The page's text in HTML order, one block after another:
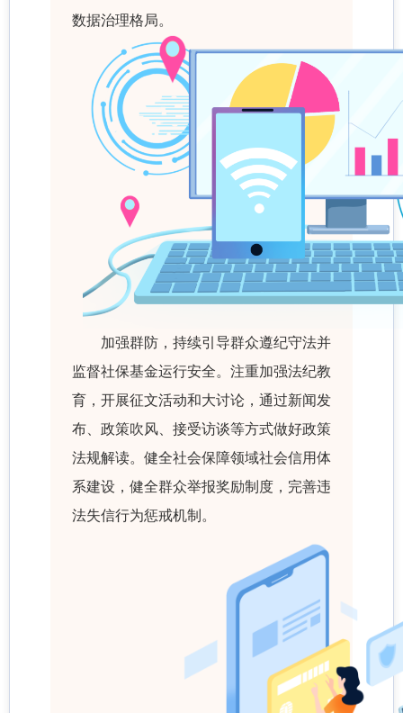
数据治理格局。
加强群防，持续引导群众遵纪守法并
监督社保基金运行安全。注重加强法纪教
育，开展征文活动和大讨论，通过新闻发
布、政策吹风、接受访谈等方式做好政策
法规解读。健全社会保障领域社会信用体
系建设，健全群众举报奖励制度，完善违
法失信行为惩戒机制。